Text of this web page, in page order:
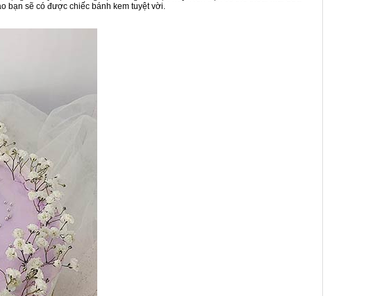
bạn sẽ có được chiếc bánh kem tuyệt vời.